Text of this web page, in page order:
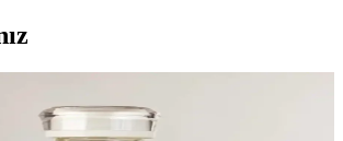
Matara 800 ml Sağlıklı ve Şık